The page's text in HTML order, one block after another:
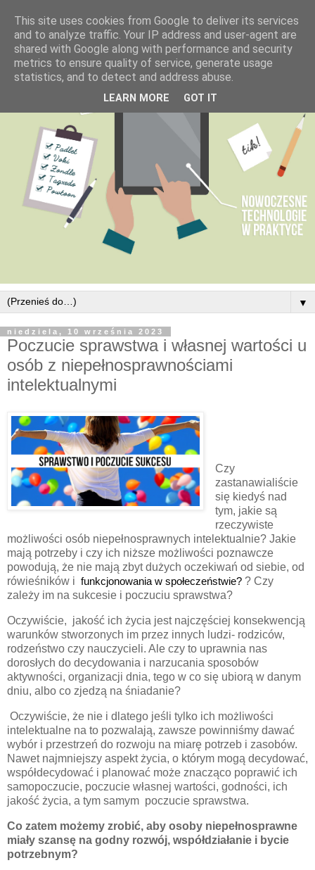
▼
niedziela, 10 września 2023
Poczucie sprawstwa i własnej wartości u
osób z niepełnosprawnościami
intelektualnymi
Czy
zastanawialiście
się kiedyś nad
tym, jakie są
rzeczywiste
możliwości osób niepełnosprawnych intelektualnie? Jakie
mają potrzeby i czy ich niższe możliwości poznawcze
powodują, że nie mają zbyt dużych oczekiwań od siebie, od
rówieśników i funkcjonowania w społeczeństwie? ? Czy
zależy im na sukcesie i poczuciu sprawstwa?
Oczywiście, jakość ich życia jest najczęściej konsekwencją
warunków stworzonych im przez innych ludzi- rodziców,
rodzeństwo czy nauczycieli. Ale czy to uprawnia nas
dorosłych do decydowania i narzucania sposobów
aktywności, organizacji dnia, tego w co się ubiorą w danym
dniu, albo co zjedzą na śniadanie?
Oczywiście, że nie i dlatego jeśli tylko ich możliwości
intelektualne na to pozwalają, zawsze powinniśmy dawać
wybór i przestrzeń do rozwoju na miarę potrzeb i zasobów.
Nawet najmniejszy aspekt życia, o którym mogą decydować,
współdecydować i planować może znacząco poprawić ich
samopoczucie, poczucie własnej wartości, godności, ich
jakość życia, a tym samym poczucie sprawstwa.
Co zatem możemy zrobić, aby osoby niepełnosprawne
miały szansę na godny rozwój, współdziałanie i bycie
potrzebnym?
This site uses cookies from Google to deliver its services
and to analyze traffic. Your IP address and user-agent are
shared with Google along with performance and security
metrics to ensure quality of service, generate usage
statistics, and to detect and address abuse.
LEARN MORE GOT IT